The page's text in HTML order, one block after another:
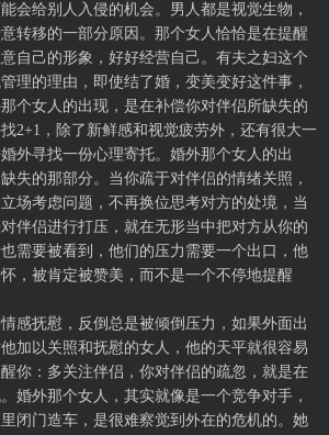
会给别人入侵的机会。男人都是视觉生物，
转移的一部分原因。那个女人恰恰是在提醒
自己的形象，好好经营自己。有夫之妇这个
理的理由，即使结了婚，变美变好这件事，
个女人的出现，是在补偿你对伴侣所缺失的
2+1，除了新鲜感和视觉疲劳外，还有很大一
外寻找一份心理寄托。婚外那个女人的出
失的那部分。当你疏于对伴侣的情绪关照，
场考虑问题，不再换位思考对方的处境，当
伴侣进行打压，就在无形当中把对方从你的
需要被看到，他们的压力需要一个出口，他
，被肯定被赞美，而不是一个不停地提醒
感抚慰，反倒总是被倾倒压力，如果外面出
加以关照和抚慰的女人，他的天平就很容易
你：多关注伴侣，你对伴侣的疏忽，就是在
婚外那个女人，其实就像是一个竞争对手，
闭门造车，是很难察觉到外在的危机的。她